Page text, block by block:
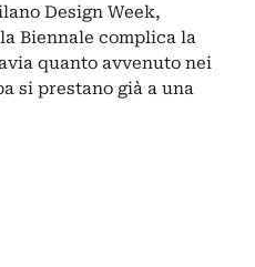
Design Week,
Biennale complica la
quanto avvenuto nei
si prestano già a una